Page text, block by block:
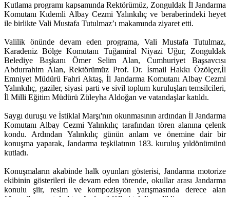
Kutlama programı kapsamında Rektörümüz, Zonguldak İl Jandarma
Komutanı Kıdemli Albay Cezmi Yalınkılıç ve beraberindeki heyet
ile birlikte Vali Mustafa Tutulmaz’ı makamında ziyaret etti.
Valilik önünde devam eden programa, Vali Mustafa Tutulmaz,
Karadeniz Bölge Komutanı Tuğamiral Niyazi Uğur, Zonguldak
Belediye Başkanı Ömer Selim Alan, Cumhuriyet Başsavcısı
Abdurrahim Alan, Rektörümüz Prof. Dr. İsmail Hakkı Özölçer,İl
Emniyet Müdürü Fahri Aktaş, İl Jandarma Komutanı Albay Cezmi
Yalınkılıç, gaziler, siyasi parti ve sivil toplum kuruluşları temsilcileri,
İl Milli Eğitim Müdürü Züleyha Aldoğan ve vatandaşlar katıldı.
Saygı duruşu ve İstiklal Marşı'nın okunmasının ardından İl Jandarma
Komutanı Albay Cezmi Yalınkılıç tarafından tören alanına çelenk
kondu. Ardından Yalınkılıç günün anlam ve önemine dair bir
konuşma yaparak, Jandarma teşkilatının 183. kuruluş yıldönümünü
kutladı.
Konuşmaların akabinde halk oyunları gösterisi, Jandarma motorize
ekibinin gösterileri ile devam eden törende, okullar arası Jandarma
konulu şiir, resim ve kompozisyon yarışmasında derece alan